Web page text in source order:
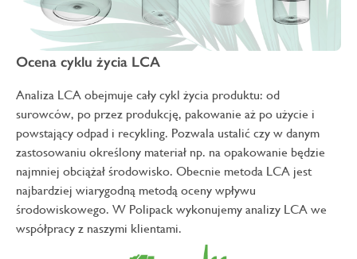
Ocena cyklu życia LCA
Analiza LCA obejmuje cały cykl życia produktu: od
surowców, po przez produkcję, pakowanie aż po użycie i
powstający odpad i recykling. Pozwala ustalić czy w danym
zastosowaniu określony materiał np. na opakowanie będzie
najmniej obciążał środowisko. Obecnie metoda LCA jest
najbardziej wiarygodną metodą oceny wpływu
środowiskowego. W Polipack wykonujemy analizy LCA we
współpracy z naszymi klientami.